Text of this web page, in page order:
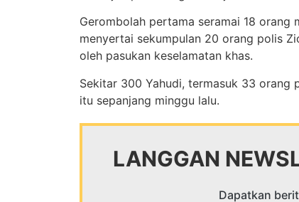
Gerombolah pertama seramai 18 orang
menyertai sekumpulan 20 orang polis
oleh pasukan keselamatan khas.
Sekitar 300 Yahudi, termasuk 33 orang
itu sepanjang minggu lalu.
LANGGAN
Dapatkan